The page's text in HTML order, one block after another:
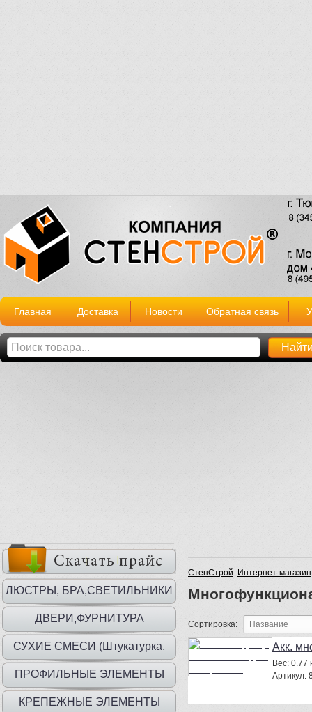
Главная Доставка Новости Обратная связь
ЛЮСТРЫ, БРА,СВЕТИЛЬНИКИ
ДВЕРИ,ФУРНИТУРА
СУХИЕ СМЕСИ (Штукатурка,
шпаклевка, клей)
ПРОФИЛЬНЫЕ ЭЛЕМЕНТЫ
КРЕПЕЖНЫЕ ЭЛЕМЕНТЫ
СтенСтрой Интернет-магазин
Сортировка:
Акк.
Вес: 0.77
Артикул: